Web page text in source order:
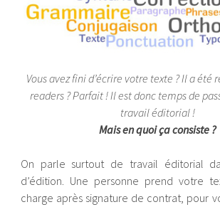
Vous avez fini d’écrire votre texte ? Il a été
readers ? Parfait ! Il est donc temps de
travail éditorial !
Mais en quoi ça consiste ?
On parle surtout de travail éditorial
d’édition. Une personne prend votre
charge après signature de contrat, pour